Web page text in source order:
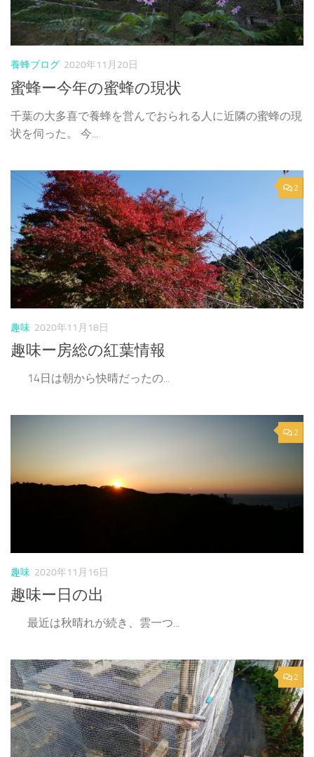
養蜂ブログ 2020年11月20日
蜜蜂ー今年の蜜蜂の現状
千葉の大多喜で養蜂を営んでおられる人に近隣の蜜蜂の現
状を伺った。 今...
2
趣味 2020年11月18日
趣味ー房総の紅葉情報
14日は朝から快晴だったの...
2
趣味 2020年11月16日
趣味ー日の出
最近は秋晴れが続き、雲一つ...
2